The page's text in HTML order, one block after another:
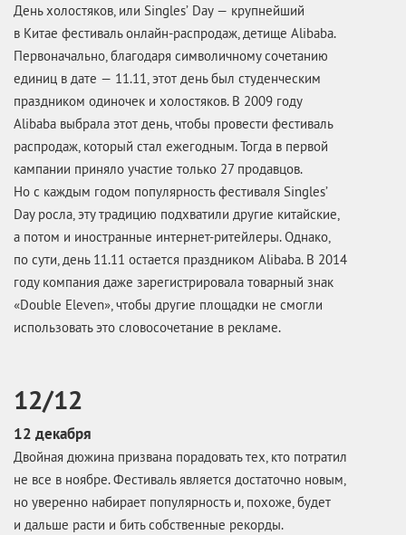
День холостяков, или Singles’ Day — крупнейший
в Китае фестиваль онлайн-распродаж, детище Alibaba.
Первоначально, благодаря символичному сочетанию
единиц в дате — 11.11, этот день был студенческим
праздником одиночек и холостяков. В 2009 году
Alibaba выбрала этот день, чтобы провести фестиваль
распродаж, который стал ежегодным. Тогда в первой
кампании приняло участие только 27 продавцов.
Но с каждым годом популярность фестиваля Singles’
Day росла, эту традицию подхватили другие китайские,
а потом и иностранные интернет-ритейлеры. Однако,
по сути, день 11.11 остается праздником Alibaba. В 2014
году компания даже зарегистрировала товарный знак
«Double Eleven», чтобы другие площадки не смогли
использовать это словосочетание в рекламе.
12/12
12 декабря
Двойная дюжина призвана порадовать тех, кто потратил
не все в ноябре. Фестиваль является достаточно новым,
но уверенно набирает популярность и, похоже, будет
и дальше расти и бить собственные рекорды.